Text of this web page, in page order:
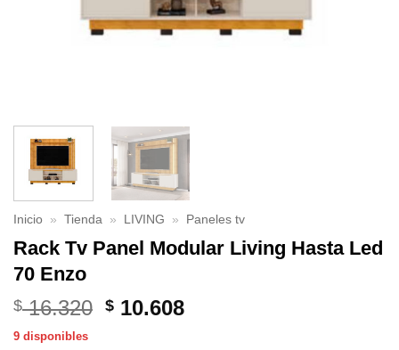
Inicio » Tienda » LIVING » Paneles tv
Rack Tv Panel Modular Living Hasta Led
70 Enzo
$16.320 El
$ 10.608El
9 disponibles